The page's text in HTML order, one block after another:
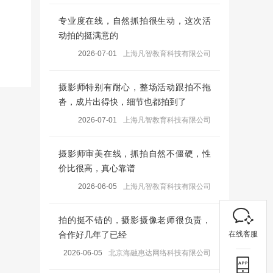
专业度在线，自然抓拍很生动，这次活
动拍的挺满意的
2026-07-01 上海凡智教育科技有限公司
摄影师特别有耐心，整场活动跟拍不拖
沓，成片出得快，细节也都拍到了
2026-07-01 上海凡智教育科技有限公司
摄影师审美在线，抓拍自然不僵硬，性
价比很高，真心靠谱
2026-06-05 上海凡智教育科技有限公司
拍的挺不错的，摄影摄像老师很负责，
合作好几年了已经
2026-06-05 北京海融惠达网络科技有限公司
在线客服